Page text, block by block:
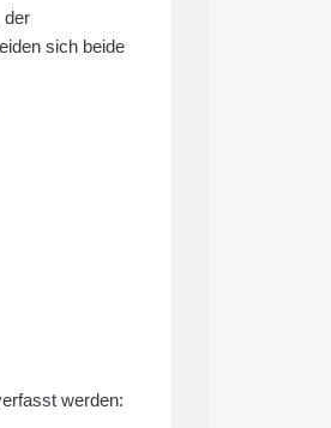
der
sich beide
werden: